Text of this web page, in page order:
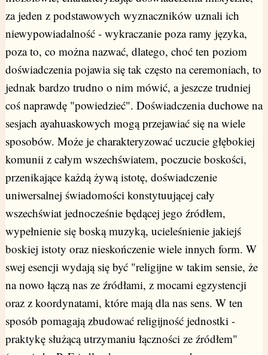
za jeden z podstawowych wyznaczników uznali ich
niewypowiadalność - wykraczanie poza ramy języka,
poza to, co można nazwać, dlatego, choć ten poziom
doświadczenia pojawia się tak często na ceremoniach, to
jednak bardzo trudno o nim mówić, a jeszcze trudniej
coś naprawdę "powiedzieć". Doświadczenia duchowe na
sesjach ayahuaskowych mogą przejawiać się na wiele
sposobów. Może je charakteryzować uczucie głębokiej
komunii z całym wszechświatem, poczucie boskości,
przenikające każdą żywą istotę, doświadczenie
uniwersalnej świadomości konstytuującej cały
wszechświat jednocześnie będącej jego źródłem,
wypełnienie się boską muzyką, ucieleśnienie jakiejś
boskiej istoty oraz nieskończenie wiele innych form. W
swej esencji wydają się być "religijne w takim sensie, że
na nowo łączą nas ze źródłami, z mocami egzystencji
oraz z koordynatami, które mają dla nas sens. W ten
sposób pomagają zbudować religijność jednostki -
praktykę służącą utrzymaniu łączności ze źródłem"